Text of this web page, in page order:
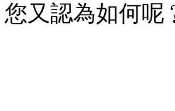
您又認為如何呢